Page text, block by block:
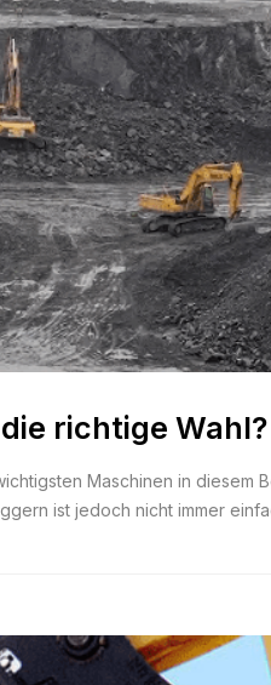
richtige Wahl?
Maschinen in diesem
ist jedoch nicht immer